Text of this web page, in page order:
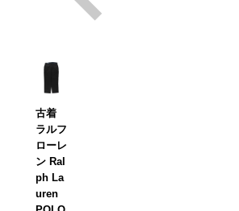
古着
ラルフ
ローレ
ン Ral
ph La
uren